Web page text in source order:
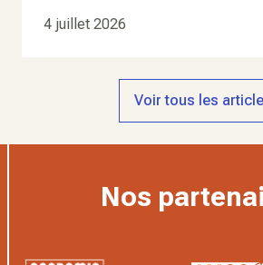
4 juillet 2026
Voir tous les
Nos